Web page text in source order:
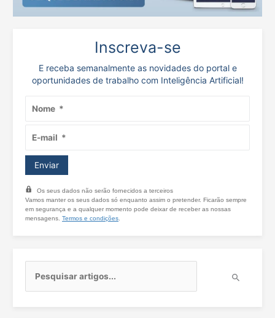
Inscreva-se
E receba semanalmente as novidades do portal e
oportunidades de trabalho com Inteligência Artificial!
Os seus dados não serão fornecidos a terceiros
Vamos manter os seus dados só enquanto assim o pretender. Ficarão sempre
em segurança e a qualquer momento pode deixar de receber as nossas
mensagens.Termos e condições.
s